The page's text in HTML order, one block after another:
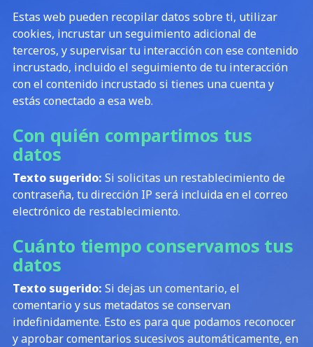
Estas web pueden recopilar datos sobre ti, utilizar
cookies, incrustar un seguimiento adicional de
terceros, y supervisar tu interacción con ese contenido
incrustado, incluido el seguimiento de tu interacción
con el contenido incrustado si tienes una cuenta y
estás conectado a esa web.
Con quién compartimos tus
datos
Texto sugerido: Si solicitas un restablecimiento de
contraseña, tu dirección IP será incluida en el correo
electrónico de restablecimiento.
Cuánto tiempo conservamos tus
datos
Texto sugerido: Si dejas un comentario, el
comentario y sus metadatos se conservan
indefinidamente. Esto es para que podamos reconocer
y aprobar comentarios sucesivos automáticamente, en